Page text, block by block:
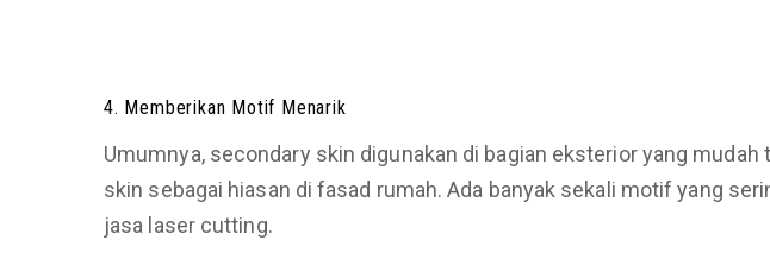
4. Memberikan Motif Menarik
Umumnya, secondary skin digunakan di bagian eksterior yang
skin sebagai hiasan di fasad rumah. Ada banyak sekali motif yang
jasa laser cutting.